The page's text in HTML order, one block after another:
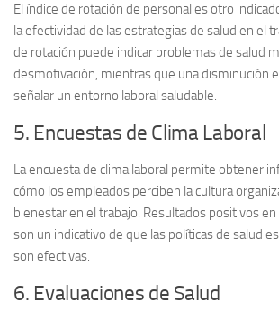
El índice de rotación de personal es otro
la efectividad de las estrategias de salud en el
de rotación puede indicar problemas de salud
desmotivación, mientras que una disminución
señalar un entorno laboral saludable.
5. Encuestas de Clima Laboral
Laencuesta de clima laboral permite obtener
cómo los empleados perciben la cultura
bienestar en el trabajo. Resultados positivos
son un indicativo de que las políticas de salud
son efectivas.
6. Evaluaciones de Salud